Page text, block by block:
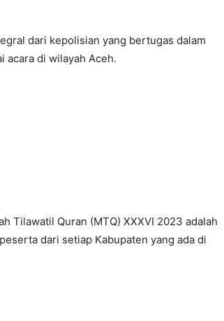
dari kepolisian yang bertugas dalam
acara di wilayah Aceh.
Tilawatil Quran (MTQ) XXXVI 2023 adalah
dari setiap Kabupaten yang ada di